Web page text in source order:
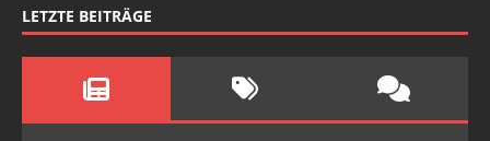
LETZTE BEITRÄGE